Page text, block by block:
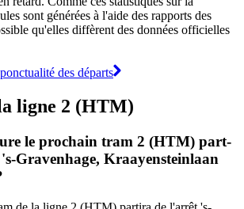
sont générées à l'aide des rapports des
qu'elles diffèrent des données officielles
des départs
ligne 2 (HTM)
le prochain tram 2 (HTM) part-
Gravenhage, Kraayensteinlaan